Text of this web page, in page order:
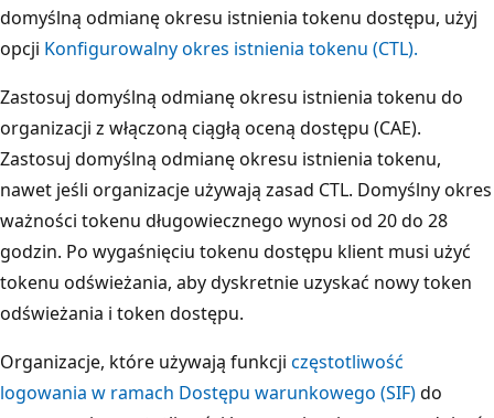
domyślną odmianę okresu istnienia tokenu dostępu, użyj
opcji Konfigurowalny okres istnienia tokenu (CTL).
Zastosuj domyślną odmianę okresu istnienia tokenu do
organizacji z włączoną ciągłą oceną dostępu (CAE).
Zastosuj domyślną odmianę okresu istnienia tokenu,
nawet jeśli organizacje używają zasad CTL. Domyślny okres
ważności tokenu długowiecznego wynosi od 20 do 28
godzin. Po wygaśnięciu tokenu dostępu klient musi użyć
tokenu odświeżania, aby dyskretnie uzyskać nowy token
odświeżania i token dostępu.
Organizacje, które używają funkcji częstotliwość
logowania w ramach Dostępu warunkowego (SIF)do